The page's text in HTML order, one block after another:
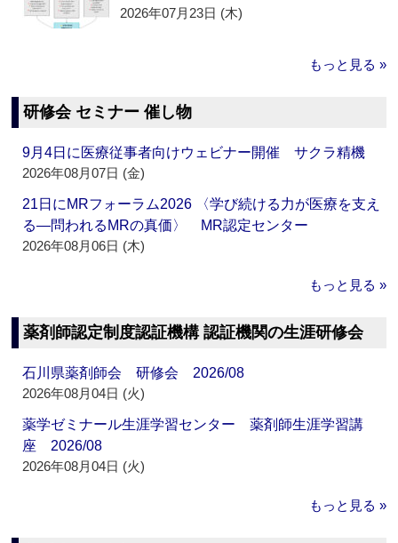
2026年07月23日 (木)
もっと見る »
研修会 セミナー 催し物
9月4日に医療従事者向けウェビナー開催 サクラ精機
2026年08月07日 (金)
21日にMRフォーラム2026 〈学び続ける力が医療を支え
る―問われるMRの真価〉 MR認定センター
2026年08月06日 (木)
もっと見る »
薬剤師認定制度認証機構 認証機関の生涯研修会
石川県薬剤師会 研修会 2026/08
2026年08月04日 (火)
薬学ゼミナール生涯学習センター 薬剤師生涯学習講
座 2026/08
2026年08月04日 (火)
もっと見る »